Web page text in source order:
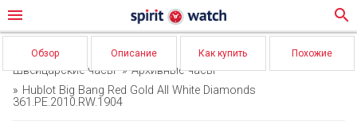
menu search
Обзор Описание Как купить Похожие
Швейцарские часы
Архивные часы
Hublot Big Bang Red Gold All White Diamonds
361.PE.2010.RW.1904